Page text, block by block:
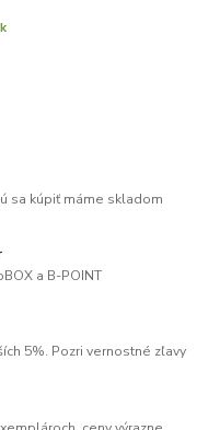
sa kúpiť máme skladom
a B-POINT
5%. Pozri vernostné zľavy